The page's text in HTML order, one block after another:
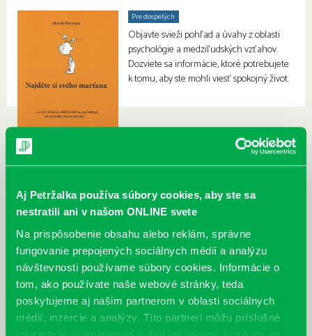
Aj Petržalka používa súbory cookies, aby ste sa
nestratili ani v našom ONLINE svete
Na prispôsobenie obsahu alebo reklám, správne
fungovanie prepojených sociálnych médií a analýzu
návštevnosti používame súbory cookies. Informácie o
tom, ako používate naše webové stránky, teda
poskytujeme aj našim partnerom v oblasti sociálnych
médií, inzercie a analýzy. Títo partneri môžu príslušné
Pre dospelých
Objavte svieži pohľad a úvahy z oblasti
psychológie a medziľudských vzťahov.
Dozviete sa informácie, ktoré potrebujete
k tomu, aby ste mohli viesť spokojný život.